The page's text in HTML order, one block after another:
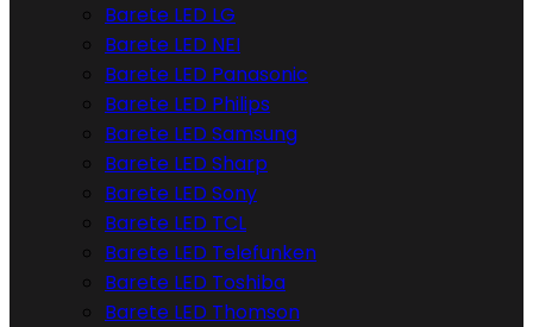
Barete LED LG
Barete LED NEI
Barete LED Panasonic
Barete LED Philips
Barete LED Samsung
Barete LED Sharp
Barete LED Sony
Barete LED TCL
Barete LED Telefunken
Barete LED Toshiba
Barete LED Thomson